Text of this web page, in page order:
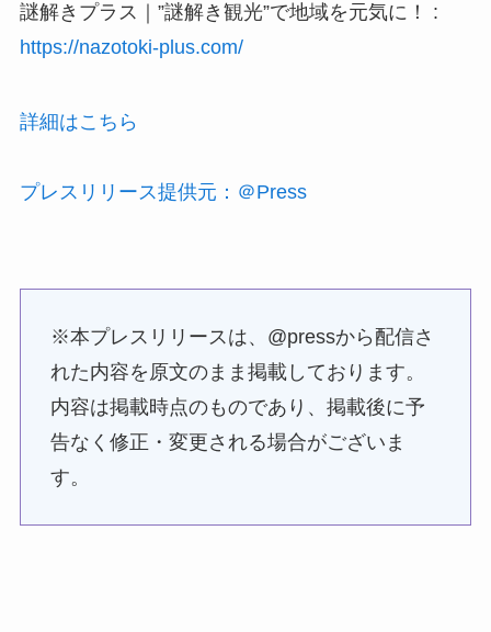
謎解きプラス｜”謎解き観光”で地域を元気に！ :
https://nazotoki-plus.com/
詳細はこちら
プレスリリース提供元：＠Press
※本プレスリリースは、@pressから配信さ
れた内容を原文のまま掲載しております。
内容は掲載時点のものであり、掲載後に予
告なく修正・変更される場合がございま
す。